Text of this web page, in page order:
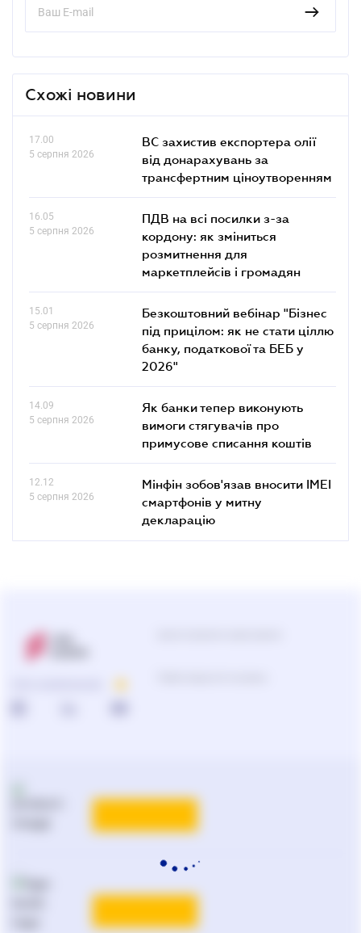
Схожі новини
17.00
5 серпня 2026
ВС захистив експортера олії
від донарахувань за
трансфертним ціноутворенням
16.05
5 серпня 2026
ПДВ на всі посилки з-за
кордону: як зміниться
розмитнення для
маркетплейсів і громадян
15.01
5 серпня 2026
Безкоштовний вебінар "Бізнес
під прицілом: як не стати ціллю
банку, податкової та БЕБ у
2026"
14.09
5 серпня 2026
Як банки тепер виконують
вимоги стягувачів про
примусове списання коштів
12.12
5 серпня 2026
Мінфін зобов'язав вносити IMEI
смартфонів у митну
декларацію
Реклама та PR
наligazakon.net
каталог УкраїниLiga:BOOK